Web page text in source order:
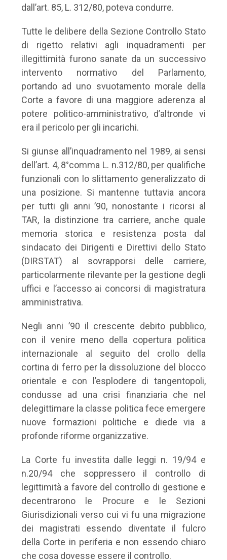
dall’art. 85, L. 312/80, poteva condurre.
Tutte le delibere della Sezione Controllo Stato
di rigetto relativi agli inquadramenti per
illegittimità furono sanate da un successivo
intervento normativo del Parlamento,
portando ad uno svuotamento morale della
Corte a favore di una maggiore aderenza al
potere politico-amministrativo, d’altronde vi
era il pericolo per gli incarichi.
Si giunse all’inquadramento nel 1989, ai sensi
dell’art. 4, 8°comma L. n.312/80, per qualifiche
funzionali con lo slittamento generalizzato di
una posizione. Si mantenne tuttavia ancora
per tutti gli anni ’90, nonostante i ricorsi al
TAR, la distinzione tra carriere, anche quale
memoria storica e resistenza posta dal
sindacato dei Dirigenti e Direttivi dello Stato
(DIRSTAT) al sovrapporsi delle carriere,
particolarmente rilevante per la gestione degli
uffici e l’accesso ai concorsi di magistratura
amministrativa.
Negli anni ’90 il crescente debito pubblico,
con il venire meno della copertura politica
internazionale al seguito del crollo della
cortina di ferro per la dissoluzione del blocco
orientale e con l’esplodere di tangentopoli,
condusse ad una crisi finanziaria che nel
delegittimare la classe politica fece emergere
nuove formazioni politiche e diede via a
profonde riforme organizzative.
La Corte fu investita dalle leggi n. 19/94 e
n.20/94 che soppressero il controllo di
legittimità a favore del controllo di gestione e
decentrarono le Procure e le Sezioni
Giurisdizionali verso cui vi fu una migrazione
dei magistrati essendo diventate il fulcro
della Corte in periferia e non essendo chiaro
che cosa dovesse essere il controllo.